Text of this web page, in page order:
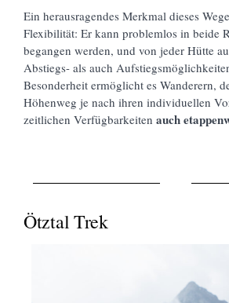
Ein herausragendes Merkmal dieses
Flexibilität: Er kann problemlos in beide
begangen werden, und von jeder Hütte
Abstiegs- als auch
Besonderheit ermöglicht es Wanderern,
Höhenweg je nach ihren individuellen
zeitlichen Verfügbarkeiten auch
Ötztal Trek